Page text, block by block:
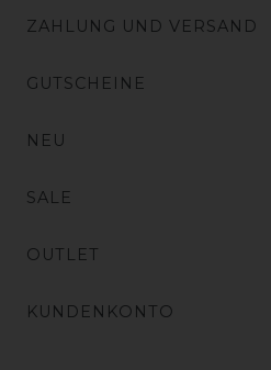
ZAHLUNG UND VERSAND
GUTSCHEINE
NEU
SALE
OUTLET
KUNDENKONTO